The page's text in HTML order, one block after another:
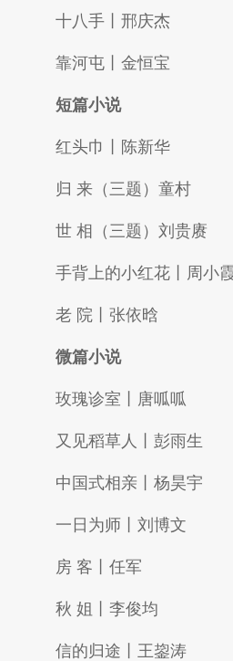
十八手丨邢庆杰
靠河屯丨金恒宝
短篇小说
红头巾丨陈新华
归 来（三题）童村
世 相（三题）刘贵赓
手背上的小红花丨周小
老 院丨张依晗
微篇小说
玫瑰诊室丨唐呱呱
又见稻草人丨彭雨生
中国式相亲丨杨昊宇
一日为师丨刘博文
房 客丨任军
秋 姐丨李俊均
信的归途丨王鋆涛